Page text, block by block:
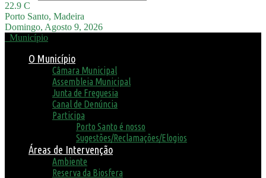
22.9 C
Porto Santo, Madeira
Domingo, Agosto 9, 2026
Município
O Município
Câmara Municipal
Assembleia Municipal
Junta de Freguesia
Canal de Denúncia
Participa
Porto Santo é nosso
Sugestões/Reclamações/Elogios
Áreas de Intervenção
Ambiente
Reserva da Biosfera